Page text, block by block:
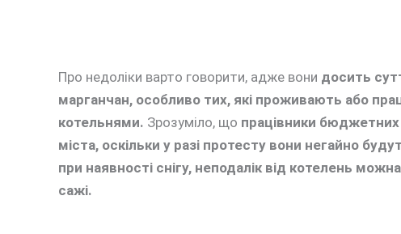
Про недоліки варто говорити, адже вони досить
марганчан, особливо тих, які проживають або
котельнями. Зрозуміло, що працівники
міста, оскільки у разі протесту вони негайно
при наявності снігу, неподалік від котелень
сажі.